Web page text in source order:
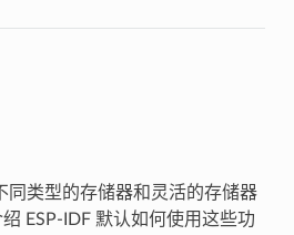
同类型的存储器和灵活的存储器
ESP-IDF 默认如何使用这些功